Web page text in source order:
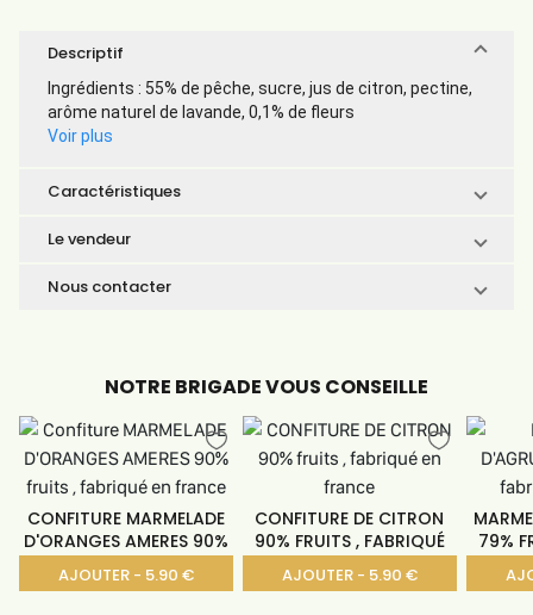
Descriptif
Ingrédients : 55% de pêche, sucre, jus de citron, pectine,
arôme naturel de lavande, 0,1% de fleurs
Voir plus
Caractéristiques
Le vendeur
Nous contacter
NOTRE BRIGADE VOUS CONSEILLE
CONFITURE MARMELADE
D'ORANGES AMERES 90%
AJOUTER - 5.90 €
CONFITURE DE CITRON
90% FRUITS , FABRIQUÉ
AJOUTER - 5.90 €
79%